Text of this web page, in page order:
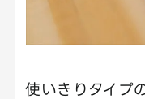
使いきりタイプ